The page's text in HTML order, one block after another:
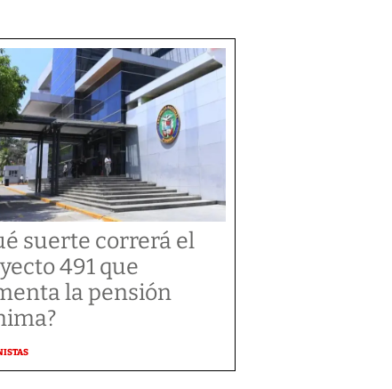
suerte correrá el
491 que
la pensión